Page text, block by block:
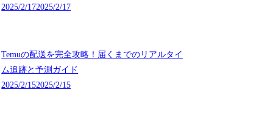
2025/2/172025/2/17
Temuの配送を完全攻略！届くまでのリアルタイ
ム追跡と予測ガイド
2025/2/152025/2/15